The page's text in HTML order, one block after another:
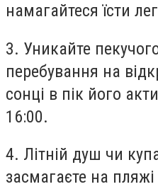
намагайтеся їсти
3. Уникайте
перебування на
сонці в пік його
16:00.
4. Літній душ чи
засмагаєте на